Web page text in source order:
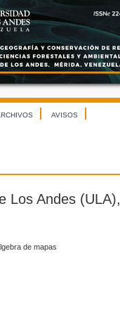
AVISOS
Los Andes (ULA),
de mapas